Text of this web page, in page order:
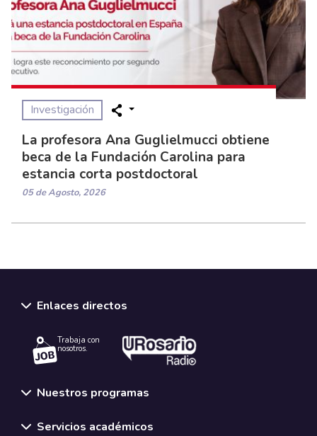
Investigación
La profesora Ana Guglielmucci obtiene
beca de la Fundación Carolina para
estancia corta postdoctoral
05 de Agosto, 2026
Enlaces directos
Trabaja con
nosotros.
Nuestros programas
Servicios académicos